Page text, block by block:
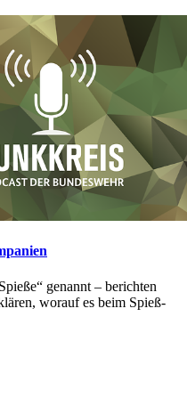
genannt – berichten
worauf es beim Spieß-